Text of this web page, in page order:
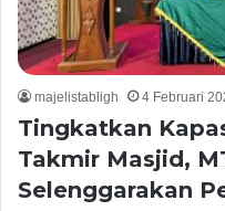
majelistabligh 4 Februari
Tingkatkan
Takmir Masjid,
Selenggarakan